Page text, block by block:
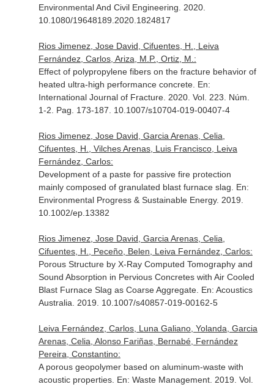
Environmental And Civil Engineering . 2020.
10.1080/19648189.2020.1824817
Rios Jimenez, Jose David, Cifuentes, H., Leiva
Fernández, Carlos, Ariza, M.P., Ortiz, M.:
Effect of polypropylene fibers on the fracture behavior of
heated ultra-high performance concrete. En:
International Journal of Fracture. 2020. Vol. 223. Núm.
1-2. Pag. 173-187. 10.1007/s10704-019-00407-4
Rios Jimenez, Jose David, Garcia Arenas, Celia,
Cifuentes, H., Vilches Arenas, Luis Francisco, Leiva
Fernández, Carlos:
Development of a paste for passive fire protection
mainly composed of granulated blast furnace slag. En:
Environmental Progress & Sustainable Energy. 2019.
10.1002/ep.13382
Rios Jimenez, Jose David, Garcia Arenas, Celia,
Cifuentes, H., Peceño, Belen, Leiva Fernández, Carlos:
Porous Structure by X-Ray Computed Tomography and
Sound Absorption in Pervious Concretes with Air Cooled
Blast Furnace Slag as Coarse Aggregate. En: Acoustics
Australia . 2019. 10.1007/s40857-019-00162-5
Leiva Fernández, Carlos, Luna Galiano, Yolanda, Garcia
Arenas, Celia, Alonso Fariñas, Bernabé, Fernández
Pereira, Constantino:
A porous geopolymer based on aluminum-waste with
acoustic properties. En: Waste Management. 2019. Vol.